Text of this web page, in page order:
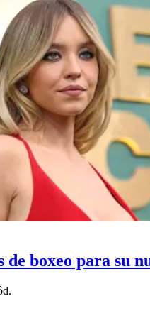
de boxeo para